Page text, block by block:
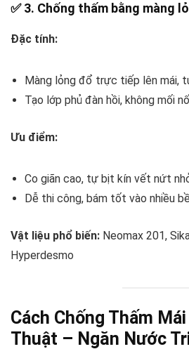
✅ 3. Chống thấm bằng màng
Đặc tính:
Màng lỏng đổ trực tiếp lên mái,
Tạo lớp phủ đàn hồi, không mối
Ưu điểm:
Co giãn cao, tự bịt kín vết nứt
Dễ thi công, bám tốt vào nhiều
Vật liệu phổ biến: Neomax 201,
Hyperdesmo
Cách Chống Thấm
Thuật – Ngăn Nước